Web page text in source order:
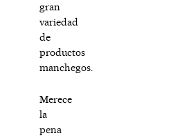
gran
variedad
de
productos
manchegos.
Merece
la
pena